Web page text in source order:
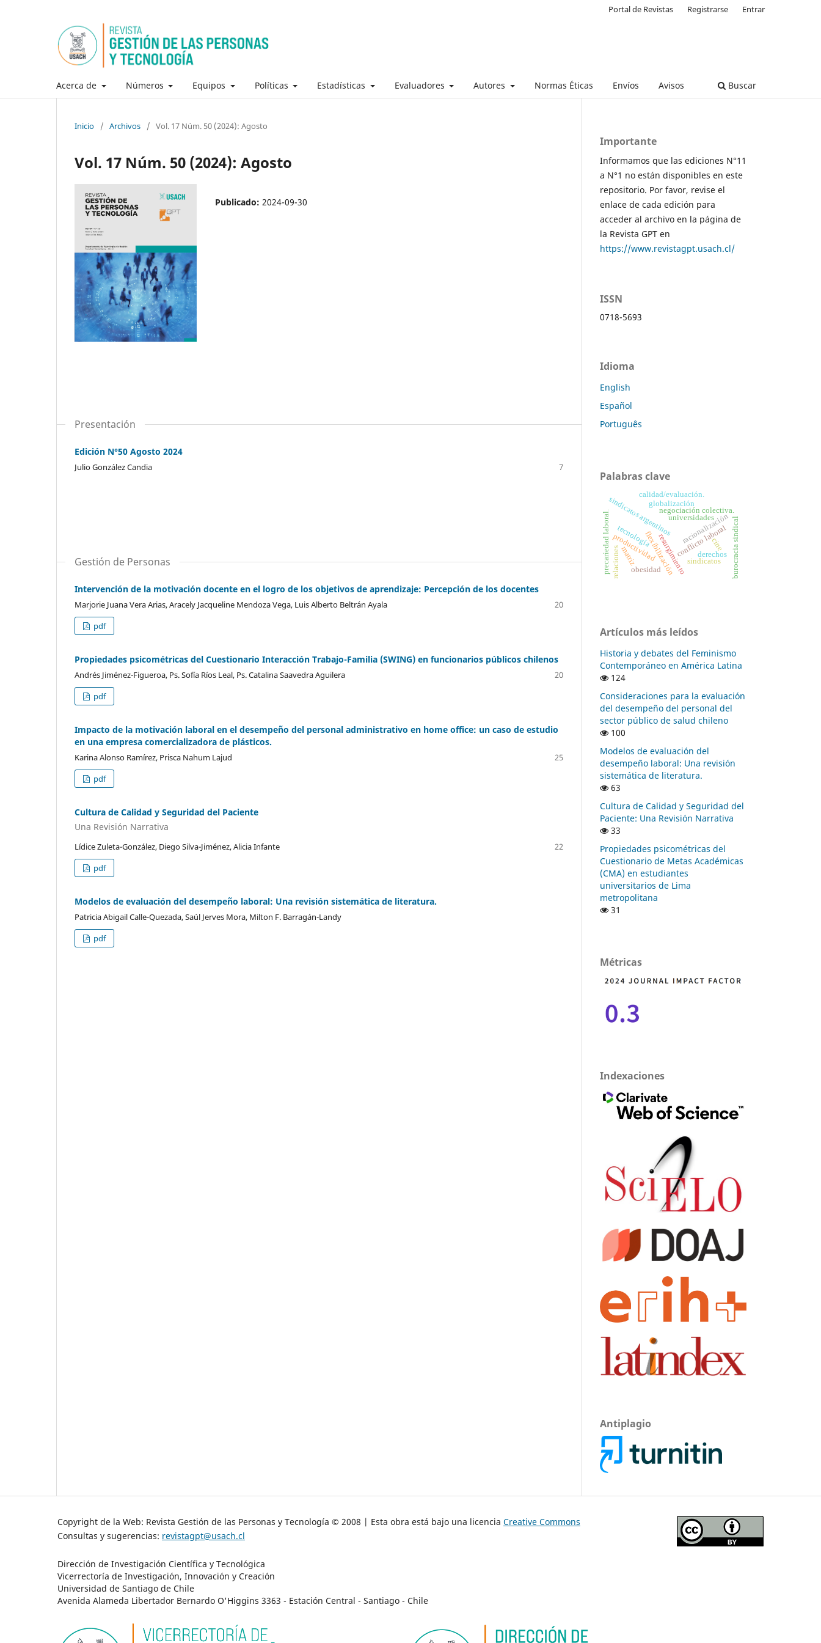
Acerca de Números Equipos Políticas Estadísticas Evaluadores Autores Normas Éticas Envíos Avisos Buscar
Portal de Revistas Registrarse Entrar
Inicio / Archivos / Vol. 17 Núm. 50 (2024): Agosto
Vol. 17 Núm. 50 (2024): Agosto
Publicado: 2024-09-30
Presentación
Edición N°50 Agosto 2024
Julio González Candia 7
Gestión de Personas
Intervención de la motivación docente en el logro de los objetivos de aprendizaje: Percepción de los docentes
Marjorie Juana Vera Arias, Aracely Jacqueline Mendoza Vega, Luis Alberto Beltrán Ayala
20
pdf
Propiedades psicométricas del Cuestionario Interacción Trabajo-Familia (SWING) en funcionarios públicos chilenos
Andrés Jiménez-Figueroa, Ps. Sofía Ríos Leal, Ps. Catalina Saavedra Aguilera
20
pdf
Impacto de la motivación laboral en el desempeño del personal administrativo en home office: un caso de estudio
en una empresa comercializadora de plásticos.
Karina Alonso Ramírez, Prisca Nahum Lajud
25
pdf
Cultura de Calidad y Seguridad del Paciente
Una Revisión Narrativa
Lídice Zuleta-González, Diego Silva-Jiménez, Alicia Infante
22
pdf
Modelos de evaluación del desempeño laboral: Una revisión sistemática de literatura.
Patricia Abigail Calle-Quezada, Saúl Jerves Mora, Milton F. Barragán-Landy
pdf
Importante
Informamos que las ediciones N°11
a N°1 no están disponibles en este
repositorio. Por favor, revise el
enlace de cada edición para
acceder al archivo en la página de
la Revista GPT en
https://www.revistagpt.usach.cl/
ISSN
0718-5693
Idioma
English
Español
Português
Palabras clave
sindicatos argentinos
resurgimientoconflicto laboral
negociación colectiva.
racionalización
flexibilización
productividad burocracia sindical
globalización
universidades
calidad/evaluación.
precariedad laboral. tecnología cine
derechos
matriz
relaciones
sindicatos
obesidad
Artículos más leídos
Historia y debates del Feminismo
Contemporáneo en América Latina
124
Consideraciones para la evaluación
del desempeño del personal del
sector público de salud chileno
100
Modelos de evaluación del
desempeño laboral: Una revisión
sistemática de literatura.
63
Cultura de Calidad y Seguridad del
Paciente: Una Revisión Narrativa
33
Propiedades psicométricas del
Cuestionario de Metas Académicas
(CMA) en estudiantes
universitarios de Lima
metropolitana
31
Métricas
Indexaciones
Antiplagio
Copyright de la Web: Revista Gestión de las Personas y Tecnología © 2008 | Esta obra está bajo una licencia Creative Commons
Consultas y sugerencias: revistagpt@usach.cl
Dirección de Investigación Científica y Tecnológica
Vicerrectoría de Investigación, Innovación y Creación
Universidad de Santiago de Chile
Avenida Alameda Libertador Bernardo O'Higgins 3363 - Estación Central - Santiago - Chile